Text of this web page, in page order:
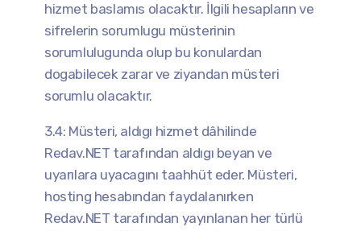
hizmet baslamıs olacaktır. İlgili hesapların ve
sifrelerin sorumlugu müsterinin
sorumlulugunda olup bu konulardan
dogabilecek zarar ve ziyandan müsteri
sorumlu olacaktır.
3.4: Müsteri, aldıgı hizmet dâhilinde
Redav.NET tarafından aldıgı beyan ve
uyarılara uyacagını taahhüt eder. Müsteri,
hosting hesabından faydalanırken
Redav.NET tarafından yayınlanan her türlü